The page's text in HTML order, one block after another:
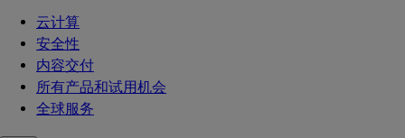
云计算
安全性
内容交付
所有产品和试用机会
全球服务